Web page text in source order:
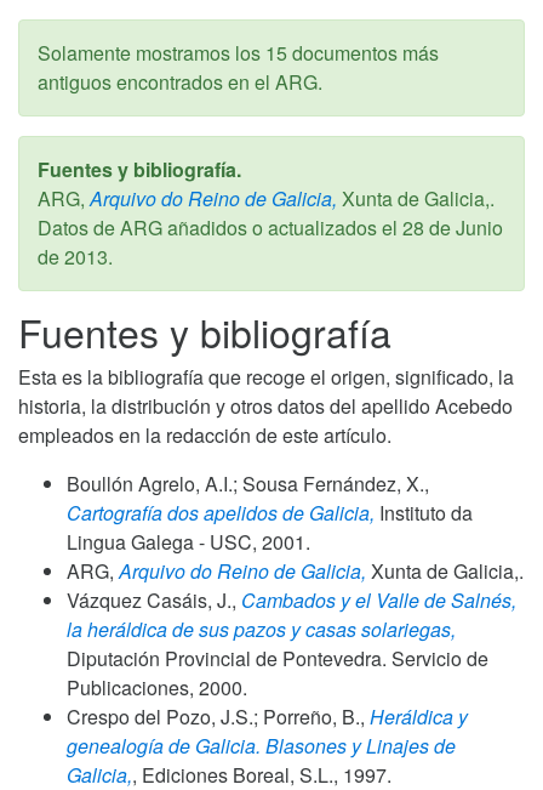
Solamente mostramos los 15 documentos más
antiguos encontrados en el ARG.
Fuentes y bibliografía.
ARG, Arquivo do Reino de Galicia, Xunta de Galicia,.
Datos de ARG añadidos o actualizados el 28 de Junio
de 2013.
Fuentes y bibliografía
Esta es la bibliografía que recoge el origen, significado, la
historia, la distribución y otros datos del apellido Acebedo
empleados en la redacción de este artículo.
Boullón Agrelo, A.I.; Sousa Fernández, X.,
Cartografía dos apelidos de Galicia, Instituto da
Lingua Galega - USC, 2001.
ARG, Arquivo do Reino de Galicia, Xunta de Galicia,.
Vázquez Casáis, J., Cambados y el Valle de Salnés,
la heráldica de sus pazos y casas solariegas,
Diputación Provincial de Pontevedra. Servicio de
Publicaciones, 2000.
Crespo del Pozo, J.S.; Porreño, B., Heráldica y
genealogía de Galicia. Blasones y Linajes de
Galicia,, Ediciones Boreal, S.L., 1997.